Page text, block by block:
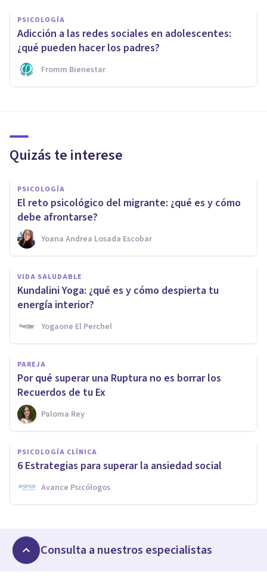
PSICOLOGÍA
Adicción a las redes sociales en adolescentes:
¿qué pueden hacer los padres?
Fromm Bienestar
Quizás te interese
PSICOLOGÍA
El reto psicológico del migrante: ¿qué es y cómo
debe afrontarse?
Yoana Andrea Losada Escobar
VIDA SALUDABLE
Kundalini Yoga: ¿qué es y cómo despierta tu
energía interior?
Yogaone El Perchel
PAREJA
Por qué superar una Ruptura no es borrar los
Recuerdos de tu Ex
Paloma Rey
PSICOLOGÍA CLÍNICA
6 Estrategias para superar la ansiedad social
Avance Psicólogos
Consulta a nuestros especialistas